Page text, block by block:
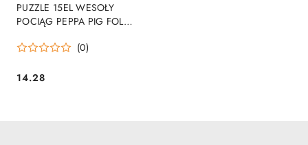
PUZZLE 15EL WESOŁY
POCIĄG PEPPA PIG FOL
(0)
Cena:
14.28